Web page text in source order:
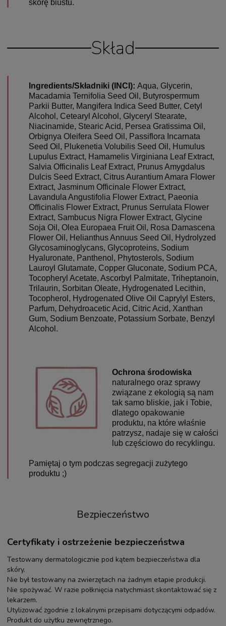
skórę biustu.
Skład
Ingredients/Składniki (INCI): Aqua, Glycerin,
Macadamia Ternifolia Seed Oil, Butyrospermum
Parkii Butter, Mangifera Indica Seed Butter, Cetyl
Alcohol, Cetearyl Alcohol, Glyceryl Stearate,
Niacinamide, Stearic Acid, Persea Gratissima Oil,
Orbignya Oleifera Seed Oil, Passiflora Incarnata
Seed Oil, Plukenetia Volubilis Seed Oil, Humulus
Lupulus Extract, Hamamelis Virginiana Leaf Extract,
Salvia Officinalis Leaf Extract, Prunus Amygdalus
Dulcis Seed Extract, Citrus Aurantium Amara Flower
Extract, Jasminum Officinale Flower Extract,
Lavandula Angustifolia Flower Extract, Paeonia
Officinalis Flower Extract, Prunus Serrulata Flower
Extract, Sambucus Nigra Flower Extract, Glycine
Soja Oil, Olea Europaea Fruit Oil, Rosa Damascena
Flower Oil, Helianthus Annuus Seed Oil, Hydrolyzed
Glycosaminoglycans, Glycoproteins, Sodium
Hyaluronate, Panthenol, Phytosterols, Sodium
Lauroyl Glutamate, Copper Gluconate, Sodium PCA,
Tocopheryl Acetate, Ascorbyl Palmitate, Triheptanoin,
Trilaurin, Sorbitan Oleate, Hydrogenated Lecithin,
Tocopherol, Hydrogenated Olive Oil Caprylyl Esters,
Parfum, Dehydroacetic Acid, Citric Acid, Xanthan
Gum, Sodium Benzoate, Potassium Sorbate, Benzyl
Alcohol.
Ochrona środowiska
naturalnego oraz sprawy
związane z ekologią są nam
tak samo bliskie, jak i Tobie,
dlatego opakowanie
produktu, na które właśnie
patrzysz, nadaje się w całości
lub częściowo do recyklingu.
Pamiętaj o tym podczas segregacji zużytego
produktu ;)
Bezpieczeństwo
Certyfikaty i ostrzeżenie bezpieczeństwa
Testowany dermatologicznie pod kątem bezpieczeństwa dla
skóry.
Nie był testowany na zwierzętach na żadnym etapie produkcji.
Nie spożywać. W razie połknięcia natychmiast skontaktować się z
lekarzem.
Utylizować zgodnie z lokalnymi przepisami dotyczącymi odpadów.
Produkt do użytku zewnętrznego.